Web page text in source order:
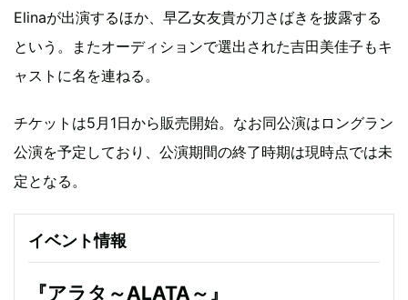
Elinaが出演するほか、早乙女友貴が刀さばきを披露する
という。またオーディションで選出された吉田美佳子もキ
ャストに名を連ねる。
チケットは5月1日から販売開始。なお同公演はロングラン
公演を予定しており、公演期間の終了時期は現時点では未
定となる。
イベント情報
『アラタ～ALATA～』